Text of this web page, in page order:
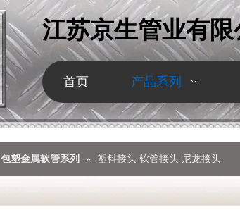
江苏京生管业有限
首页 产品系列
包塑金属软管系列 » 塑料接头 软管接头 尼龙接头